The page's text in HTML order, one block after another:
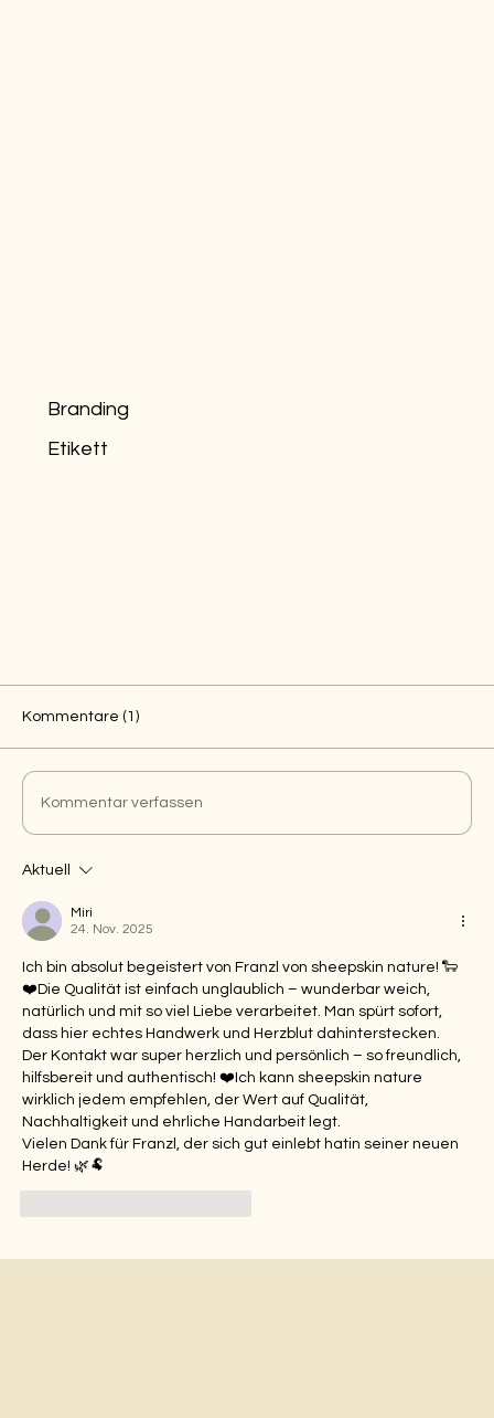
Branding
Etikett
Kommentare (1)
Kommentar verfassen
Aktuell
Miri
24. Nov. 2025
Ich bin absolut begeistert von Franzl von sheepskin nature! 🐑
❤️Die Qualität ist einfach unglaublich – wunderbar weich,
natürlich und mit so viel Liebe verarbeitet. Man spürt sofort,
dass hier echtes Handwerk und Herzblut dahinterstecken.
Der Kontakt war super herzlich und persönlich – so freundlich,
hilfsbereit und authentisch! ❤️Ich kann sheepskin nature
wirklich jedem empfehlen, der Wert auf Qualität,
Nachhaltigkeit und ehrliche Handarbeit legt.
Vielen Dank für Franzl, der sich gut einlebt hatin seiner neuen
Herde! 🌿🐏